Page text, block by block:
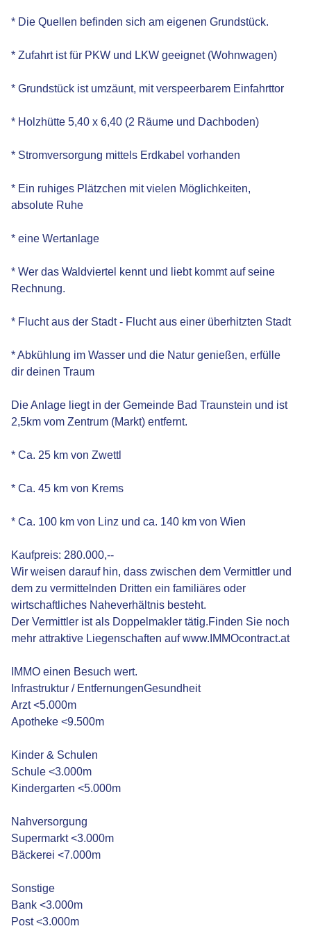
* Die Quellen befinden sich am eigenen Grundstück.
* Zufahrt ist für PKW und LKW geeignet (Wohnwagen)
* Grundstück ist umzäunt, mit verspeerbarem Einfahrttor
* Holzhütte 5,40 x 6,40 (2 Räume und Dachboden)
* Stromversorgung mittels Erdkabel vorhanden
* Ein ruhiges Plätzchen mit vielen Möglichkeiten,
absolute Ruhe
* eine Wertanlage
* Wer das Waldviertel kennt und liebt kommt auf seine
Rechnung.
* Flucht aus der Stadt - Flucht aus einer überhitzten Stadt
* Abkühlung im Wasser und die Natur genießen, erfülle
dir deinen Traum
Die Anlage liegt in der Gemeinde Bad Traunstein und ist
2,5km vom Zentrum (Markt) entfernt.
* Ca. 25 km von Zwettl
* Ca. 45 km von Krems
* Ca. 100 km von Linz und ca. 140 km von Wien
Kaufpreis: 280.000,--
Wir weisen darauf hin, dass zwischen dem Vermittler und
dem zu vermittelnden Dritten ein familiäres oder
wirtschaftliches Naheverhältnis besteht.
Der Vermittler ist als Doppelmakler tätig.Finden Sie noch
mehr attraktive Liegenschaften auf www.IMMOcontract.at
IMMO einen Besuch wert.
Infrastruktur / EntfernungenGesundheit
Arzt <5.000m
Apotheke <9.500m
Kinder & Schulen
Schule <3.000m
Kindergarten <5.000m
Nahversorgung
Supermarkt <3.000m
Bäckerei <7.000m
Sonstige
Bank <3.000m
Post <3.000m